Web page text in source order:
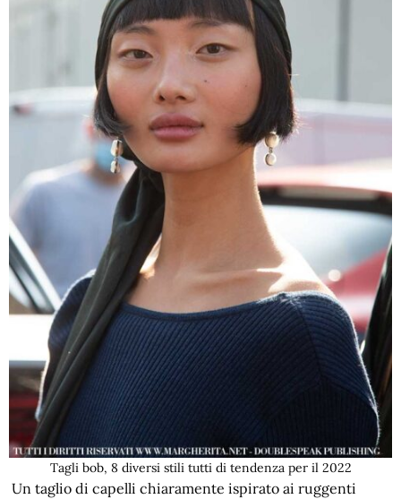
Tagli bob, 8 diversi stili tutti di tendenza per il 2022
Un taglio di capelli chiaramente ispirato ai ruggenti